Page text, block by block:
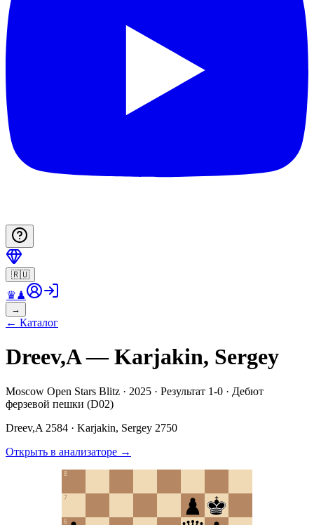
🇷🇺
♛♟
→
← Каталог
Dreev,A — Karjakin, Sergey
Moscow Open Stars Blitz · 2025 · Результат 1-0 · Дебют
ферзевой пешки (D02)
Dreev,A 2584 · Karjakin, Sergey 2750
Открыть в анализаторе →
6
7
8